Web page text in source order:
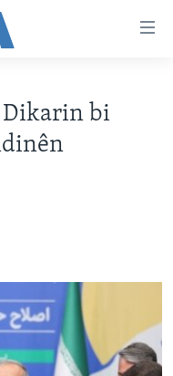
Dikarin bi